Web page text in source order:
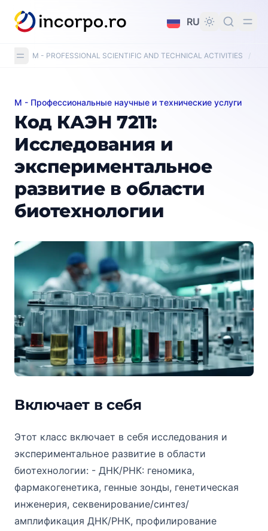
контенту
RU
M - PROFESSIONAL SCIENTIFIC AND TECHNICAL ACTIVITIES /
Код КАЭН 7211: Исследования и
M - Профессиональные научные и технические услуги
Код КАЭН 7211:
Исследования и
экспериментальное
развитие в области
биотехнологии
Включает в себя
Этот класс включает в себя исследования и
экспериментальное развитие в области
биотехнологии: - ДНК/РНК: геномика,
фармакогенетика, генные зонды, генетическая
инженерия, секвенирование/синтез/
амплификация ДНК/РНК, профилирование